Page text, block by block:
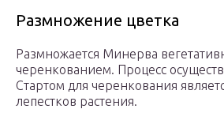
Размножение цветка
Размножается Минерва
черенкованием. Процесс
Стартом для черенкования
лепестков растения.